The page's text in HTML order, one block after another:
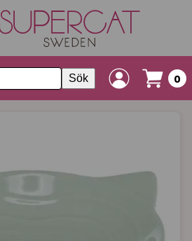
Sök 0